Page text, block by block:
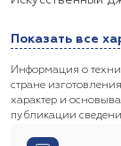
Показать все
Информация о
стране
характер и
публикации